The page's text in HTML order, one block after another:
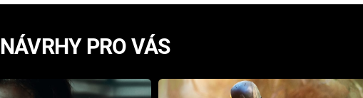
NÁVRHY PRO VÁS